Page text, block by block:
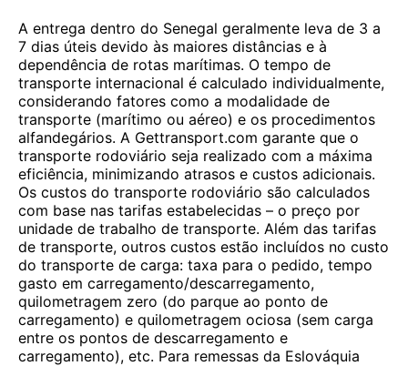
A entrega dentro do Senegal geralmente leva de 3 a
7 dias úteis devido às maiores distâncias e à
dependência de rotas marítimas. O tempo de
transporte internacional é calculado individualmente,
considerando fatores como a modalidade de
transporte (marítimo ou aéreo) e os procedimentos
alfandegários. A Gettransport.com garante que o
transporte rodoviário seja realizado com a máxima
eficiência, minimizando atrasos e custos adicionais.
Os custos do transporte rodoviário são calculados
com base nas tarifas estabelecidas – o preço por
unidade de trabalho de transporte. Além das tarifas
de transporte, outros custos estão incluídos no custo
do transporte de carga: taxa para o pedido, tempo
gasto em carregamento/descarregamento,
quilometragem zero (do parque ao ponto de
carregamento) e quilometragem ociosa (sem carga
entre os pontos de descarregamento e
carregamento), etc. Para remessas da Eslováquia